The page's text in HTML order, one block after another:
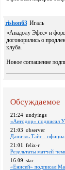
rishon63 Игаль
«Анадолу Эфес» и
договорились о
клуба.
Новое соглашение
Обсуждаемое
21:24 undyings
«Автодор» подписал
21:03 observer
Даниэль Тайс -
21:01 felix-r
Pезультаты матчей
16:09 star
«Енисей» подписал